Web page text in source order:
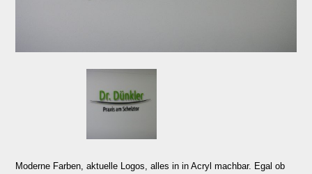
Moderne Farben, aktuelle Logos, alles in in Acryl machbar. Egal ob